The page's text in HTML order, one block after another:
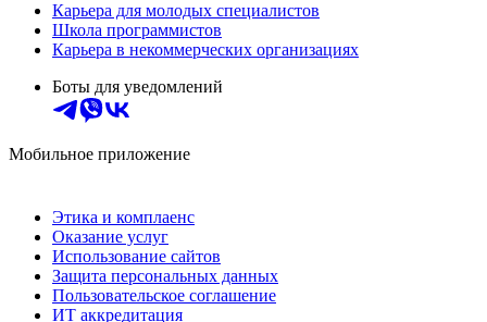
Карьера для молодых специалистов
Школа программистов
Карьера в некоммерческих организациях
Боты для уведомлений
Мобильное приложение
Этика и комплаенс
Оказание услуг
Использование сайтов
Защита персональных данных
Пользовательское соглашение
ИТ аккредитация